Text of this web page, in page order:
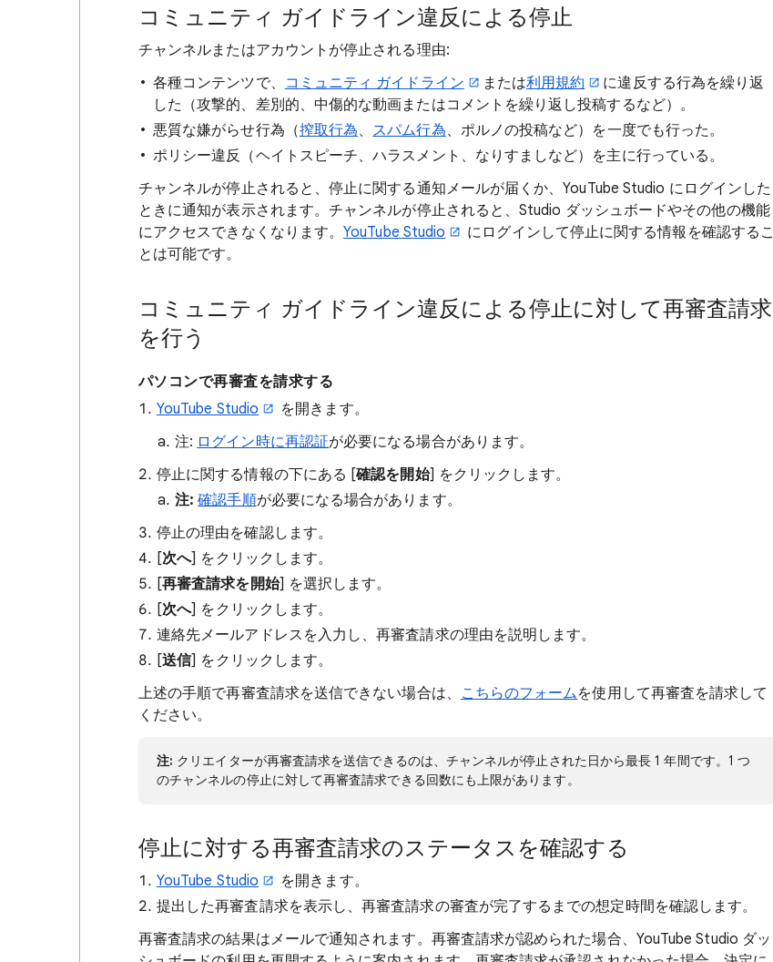
コミュニティ ガイドライン違反による停止
チャンネルまたはアカウントが停止される理由:
各種コンテンツで、
コミュニティ ガイドライン または利用規約
に違反する行為を繰り返
した（攻撃的、差別的、中傷的な動画またはコメントを繰り返し投稿するなど）。
悪質な嫌がらせ行為（搾取行為、 スパム行為、ポルノの投稿など）を一度でも行った。
ポリシー違反（ヘイトスピーチ、ハラスメント、なりすましなど）を主に行っている。
チャンネルが停止されると、停止に関する通知メールが届くか、YouTube Studio にログインした
ときに通知が表示されます。チャンネルが停止されると、Studio ダッシュボードやその他の機能
にアクセスできなくなります。YouTube Studio
にログインして停止に関する情報を確認するこ
とは可能です。
コミュニティ ガイドライン違反による停止に対して再審査請求
を行う
パソコンで再審査を請求する
YouTube Studio
を開きます。
注: ログイン時に再認証が必要になる場合があります。
停止に関する情報の下にある [確認を開始] をクリックします。
注: 確認手順が必要になる場合があります。
停止の理由を確認します。
[次へ] をクリックします。
[再審査請求を開始] を選択します。
[次へ] をクリックします。
連絡先メールアドレスを入力し、再審査請求の理由を説明します。
[送信] をクリックします。
上述の手順で再審査請求を送信できない場合は、
こちらのフォームを使用して再審査を請求して
ください。
注: クリエイターが再審査請求を送信できるのは、チャンネルが停止された日から最長 1 年間です。1 つ
のチャンネルの停止に対して再審査請求できる回数にも上限があります。
停止に対する再審査請求のステータスを確認する
YouTube Studio
を開きます。
提出した再審査請求を表示し、再審査請求の審査が完了するまでの想定時間を確認します。
再審査請求の結果はメールで通知されます。再審査請求が認められた場合、YouTube Studio ダッ